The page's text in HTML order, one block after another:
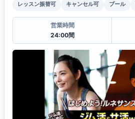
レッスン振替可
キャンセル可 プール
営業時間
24:00間